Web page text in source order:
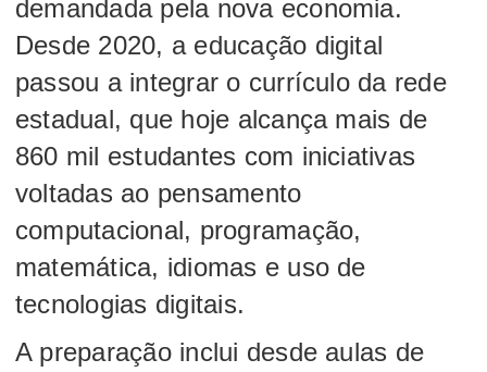
demandada pela nova economia.
Desde 2020, a educação digital
passou a integrar o currículo da rede
estadual, que hoje alcança mais de
860 mil estudantes com iniciativas
voltadas ao pensamento
computacional, programação,
matemática, idiomas e uso de
tecnologias digitais.
A preparação inclui desde aulas de